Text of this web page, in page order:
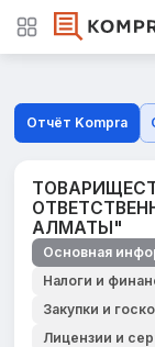
Отчёт Kompra
АЛМАТЫ"
Основная
Налоги и
Закупки и
Лицензии и